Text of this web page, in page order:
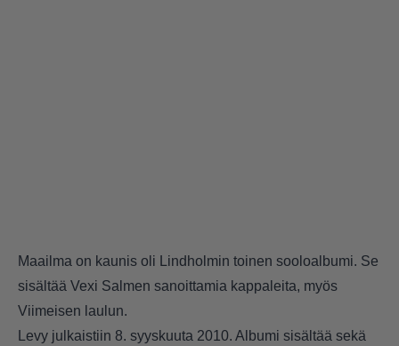
Maailma on kaunis oli Lindholmin toinen sooloalbumi. Se
sisältää Vexi Salmen sanoittamia kappaleita, myös
Viimeisen laulun.
Levy julkaistiin 8. syyskuuta 2010. Albumi sisältää sekä